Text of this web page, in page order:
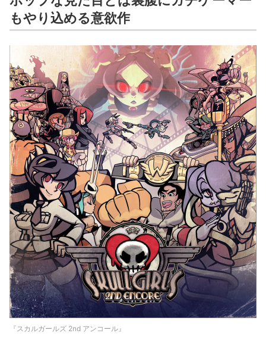
もやり込める意欲作
『スカルガールズ 2nd アンコール』